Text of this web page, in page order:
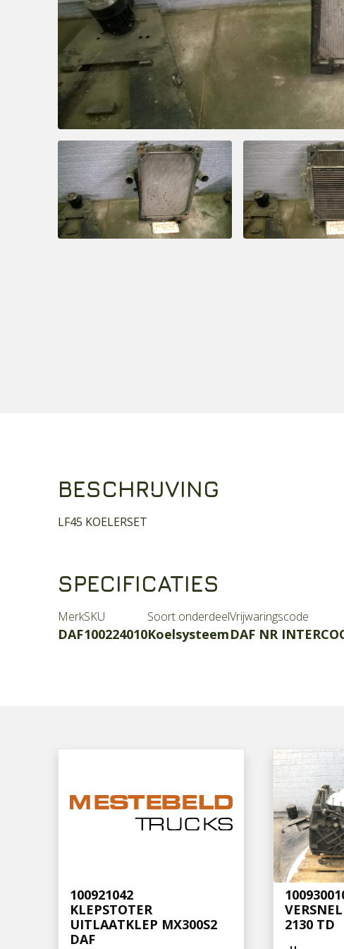
BESCHRIJVING
LF45 KOELERSET
SPECIFICATIES
Merk
DAF
SKU
100224010
Soort onderdeel
Koelsysteem
Vrijwaringscode
DAF NR
100921042
KLEPSTOTER
UITLAATKLEP MX300S2
DAF
2130 TD